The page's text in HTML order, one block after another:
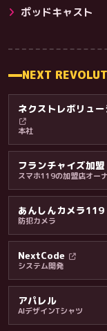
その他サービス
料金・保証・ご案
ポッドキャスト
NEXT
ネクストレボリュ
本社
フランチャイズ加盟
スマホ119の加盟店オー
あんしんカメラ119
防犯カメラ
NextCode
システム開発
アパレル
AIデザインTシャツ